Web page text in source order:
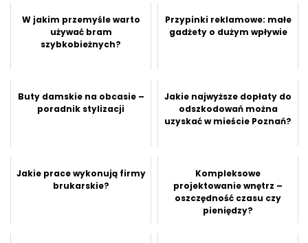
W jakim przemyśle warto
używać bram
szybkobieżnych?
Przypinki reklamowe: małe
gadżety o dużym wpływie
Buty damskie na obcasie –
poradnik stylizacji
Jakie najwyższe dopłaty do
odszkodowań można
uzyskać w mieście Poznań?
Jakie prace wykonują firmy
brukarskie?
Kompleksowe
projektowanie wnętrz –
oszczędność czasu czy
pieniędzy?